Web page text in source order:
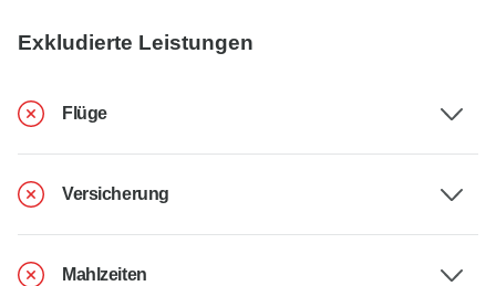
Exkludierte Leistungen
Flüge
Versicherung
Mahlzeiten